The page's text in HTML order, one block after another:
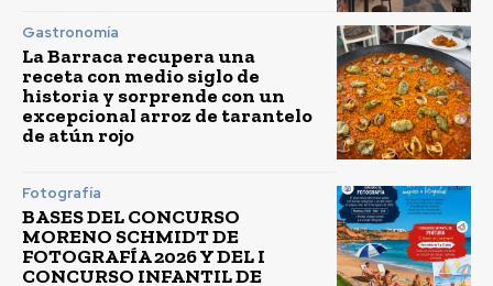
Gastronomía
La Barraca recupera una
receta con medio siglo de
historia y sorprende con un
excepcional arroz de tarantelo
de atún rojo
Fotografía
BASES DEL CONCURSO
MORENO SCHMIDT DE
FOTOGRAFÍA 2026 Y DEL I
CONCURSO INFANTIL DE